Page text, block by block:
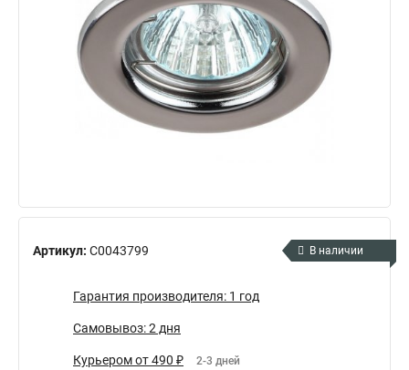
Артикул: C0043799 В наличии
Гарантия производителя: 1 год
Самовывоз: 2 дня
Курьером от 490 ₽ 2-3 дней